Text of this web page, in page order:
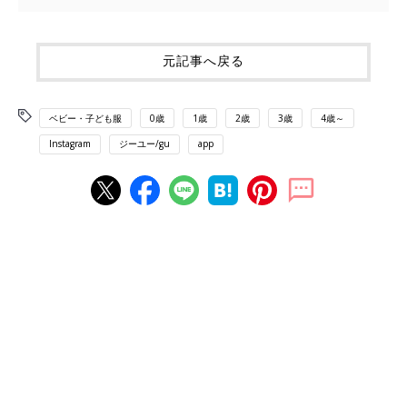
元記事へ戻る
ベビー・子ども服 0歳 1歳 2歳 3歳 4歳～
Instagram ジーユー/gu app